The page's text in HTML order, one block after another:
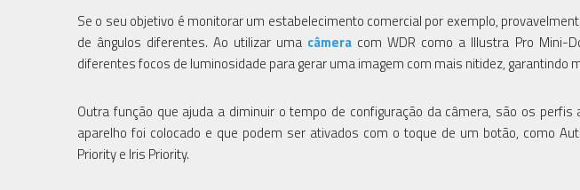
Se o seu objetivo é monitorar um estabelecimento comercial por exemplo,
de ângulos diferentes. Ao utilizar uma câmera com WDR como a Illustra Pro Mini-
diferentes focos de luminosidade para gerar uma imagem com mais nitidez, garantindo
Outra função que ajuda a diminuir o tempo de configuração da câmera, são os
aparelho foi colocado e que podem ser ativados com o toque de um botão, como
Priority e Iris Priority.